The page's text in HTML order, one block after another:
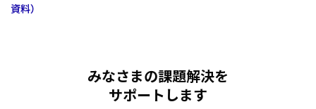
資料）
みなさまの課題解決を
サポートします